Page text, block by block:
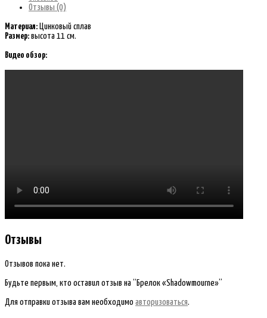
Отзывы (0)
Материал: Цинковый сплав
Размер: высота 11 см.
Видео обзор:
Отзывы
Отзывов пока нет.
Будьте первым, кто оставил отзыв на “Брелок «Shadowmourne»”
Для отправки отзыва вам необходимо авторизоваться.